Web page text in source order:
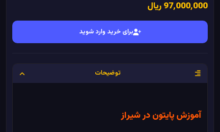
97٬000٬000 ریال
برای خرید وارد شوید
توضیحات
آموزش پایتون در شیراز